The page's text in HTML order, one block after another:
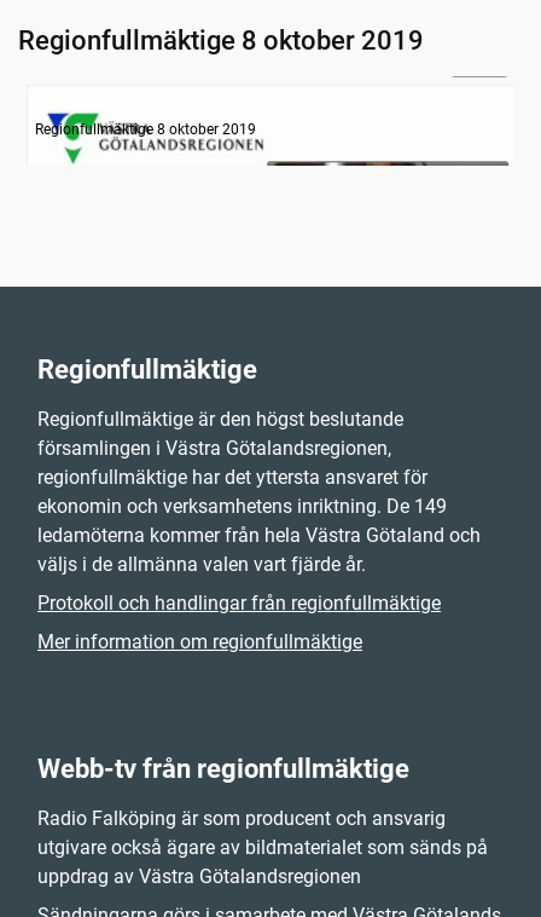
Regionfullmäktige 8 oktober 2019
Information
Regionfullmäktige 8 oktober 2019
Regionfullmäktige
Regionfullmäktige är den högst beslutande
församlingen i Västra Götalandsregionen,
regionfullmäktige har det yttersta ansvaret för
ekonomin och verksamhetens inriktning. De 149
ledamöterna kommer från hela Västra Götaland och
väljs i de allmänna valen vart fjärde år.
Protokoll och handlingar från regionfullmäktige
Mer information om regionfullmäktige
Webb-tv från regionfullmäktige
Radio Falköping är som producent och ansvarig
utgivare också ägare av bildmaterialet som sänds på
uppdrag av Västra Götalandsregionen